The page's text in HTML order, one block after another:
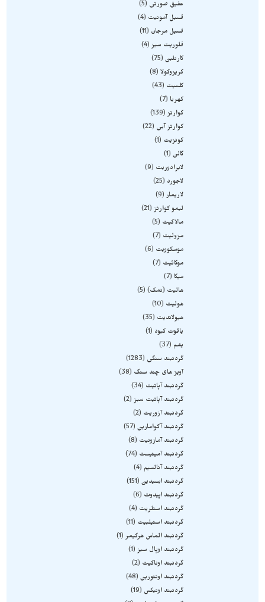
عقیق صورتی
5
فسیل آمونیت
4
فسیل مرجان
11
فلوریت سبز 4
کارنلین 75
کریزوکولا 8
کلسیت
43
کهربا
7
کوارتز 139
کوارتز آبی
22
کونزیت
1
گالن 1
لابرادوریت
9
لاجورد
25
لاریمار 9
لیمو کوارتز 21
مالاکیت
5
مزولیت
7
موسکوویت
6
موکائیت
7
میکا
7
هالیت (نمک) 5
هولیت
10
هیولاندیت
35
یاقوت کبود
1
یشم
37
گردنبند سنگی
1283
آویز های چند سنگ
38
گردنبند آپاتیت
34
گردنبند آپاتیت سبز 2
گردنبند آزوریت
2
گردنبند آکوامارین 57
گردنبند آمازونیت
8
گردنبند آمیتیست
74
گردنبند آنالسیم
4
گردنبند ابسیدین 151
گردنبند اپیدوت
6
گردنبند استلریت
4
گردنبند استیلبیت
11
گردنبند الماس هرکیمر 1
گردنبند اوپال سبز 1
گردنبند اوناکیت
2
گردنبند اونتورین 48
گردنبند اونیکس
19